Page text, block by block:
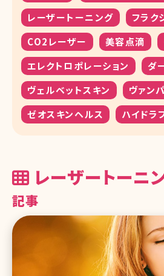
レーザートーニング
フラク
CO2レーザー
美容点滴
エレクトロポレーション
ダ
ヴェルベットスキン
ヴァン
ゼオスキンヘルス
ハイドラ
レーザートーニ
記事